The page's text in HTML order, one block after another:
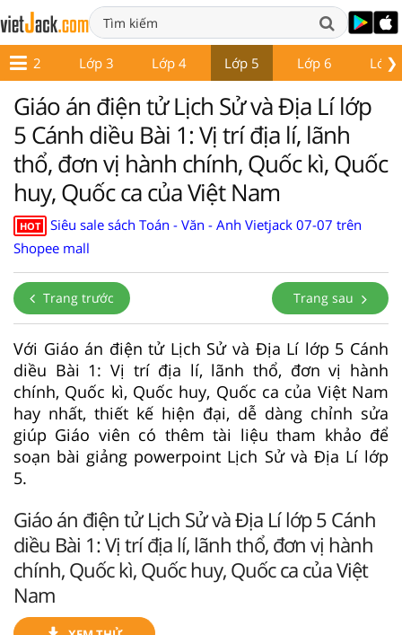
❯
Lớp 2 Lớp 3 Lớp 4 Lớp 5 Lớp 6 Lớp
Giáo án điện tử Lịch Sử và Địa Lí lớp
5 Cánh diều Bài 1: Vị trí địa lí, lãnh
thổ, đơn vị hành chính, Quốc kì, Quốc
huy, Quốc ca của Việt Nam
HOT
Siêu sale sách Toán - Văn - Anh Vietjack 07-07 trên
Shopee mall
Trang trước Trang sau
Với Giáo án điện tử Lịch Sử và Địa Lí lớp 5 Cánh
diều Bài 1: Vị trí địa lí, lãnh thổ, đơn vị hành
chính, Quốc kì, Quốc huy, Quốc ca của Việt Nam
hay nhất, thiết kế hiện đại, dễ dàng chỉnh sửa
giúp Giáo viên có thêm tài liệu tham khảo để
soạn bài giảng powerpoint Lịch Sử và Địa Lí lớp
5.
Giáo án điện tử Lịch Sử và Địa Lí lớp 5 Cánh
diều Bài 1: Vị trí địa lí, lãnh thổ, đơn vị hành
chính, Quốc kì, Quốc huy, Quốc ca của Việt
Nam